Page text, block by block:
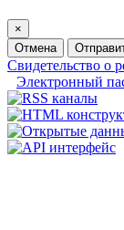
×
Отмена
Свидетельство
Электронный